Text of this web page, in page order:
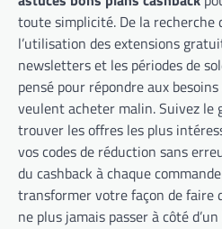
toute simplicité. De la recherche
l’utilisation des extensions
newsletters et les périodes de
pensé pour répondre aux
veulent acheter malin. Suivez le
trouver les offres les plus
vos codes de réduction sans
du cashback à chaque
transformer votre façon de faire
ne plus jamais passer à côté